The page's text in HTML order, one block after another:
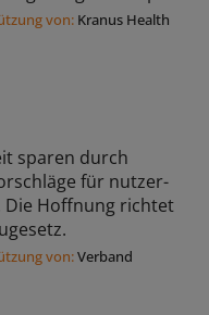
von: Kranus Health
sparen durch
für nutzer-
Hoffnung richtet
von:Verband